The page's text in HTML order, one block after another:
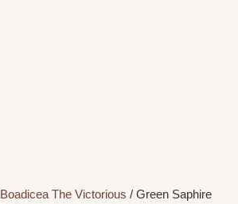
Boadicea The Victorious / Green Saphire